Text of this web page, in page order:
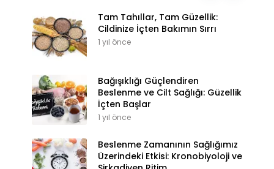
Tam Tahıllar, Tam Güzellik:
Cildinize İçten Bakımın Sırrı
1 yıl önce
Bağışıklığı Güçlendiren
Beslenme ve Cilt Sağlığı: Güzellik
İçten Başlar
1 yıl önce
Beslenme Zamanının Sağlığımız
Üzerindeki Etkisi: Kronobiyoloji ve